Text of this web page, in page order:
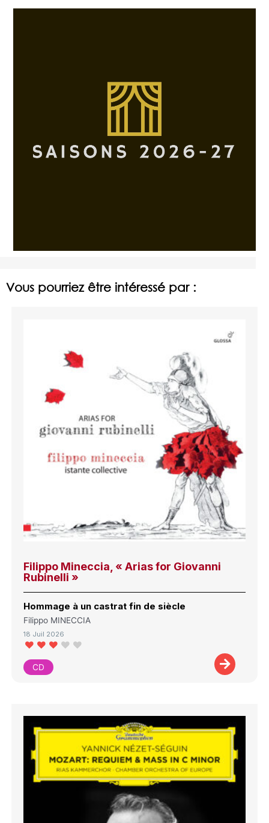
Vous pourriez être intéressé par :
Filippo Mineccia, « Arias for Giovanni
Rubinelli »
Hommage à un castrat fin de siècle
Filippo MINECCIA
18 Juil 2026
CD